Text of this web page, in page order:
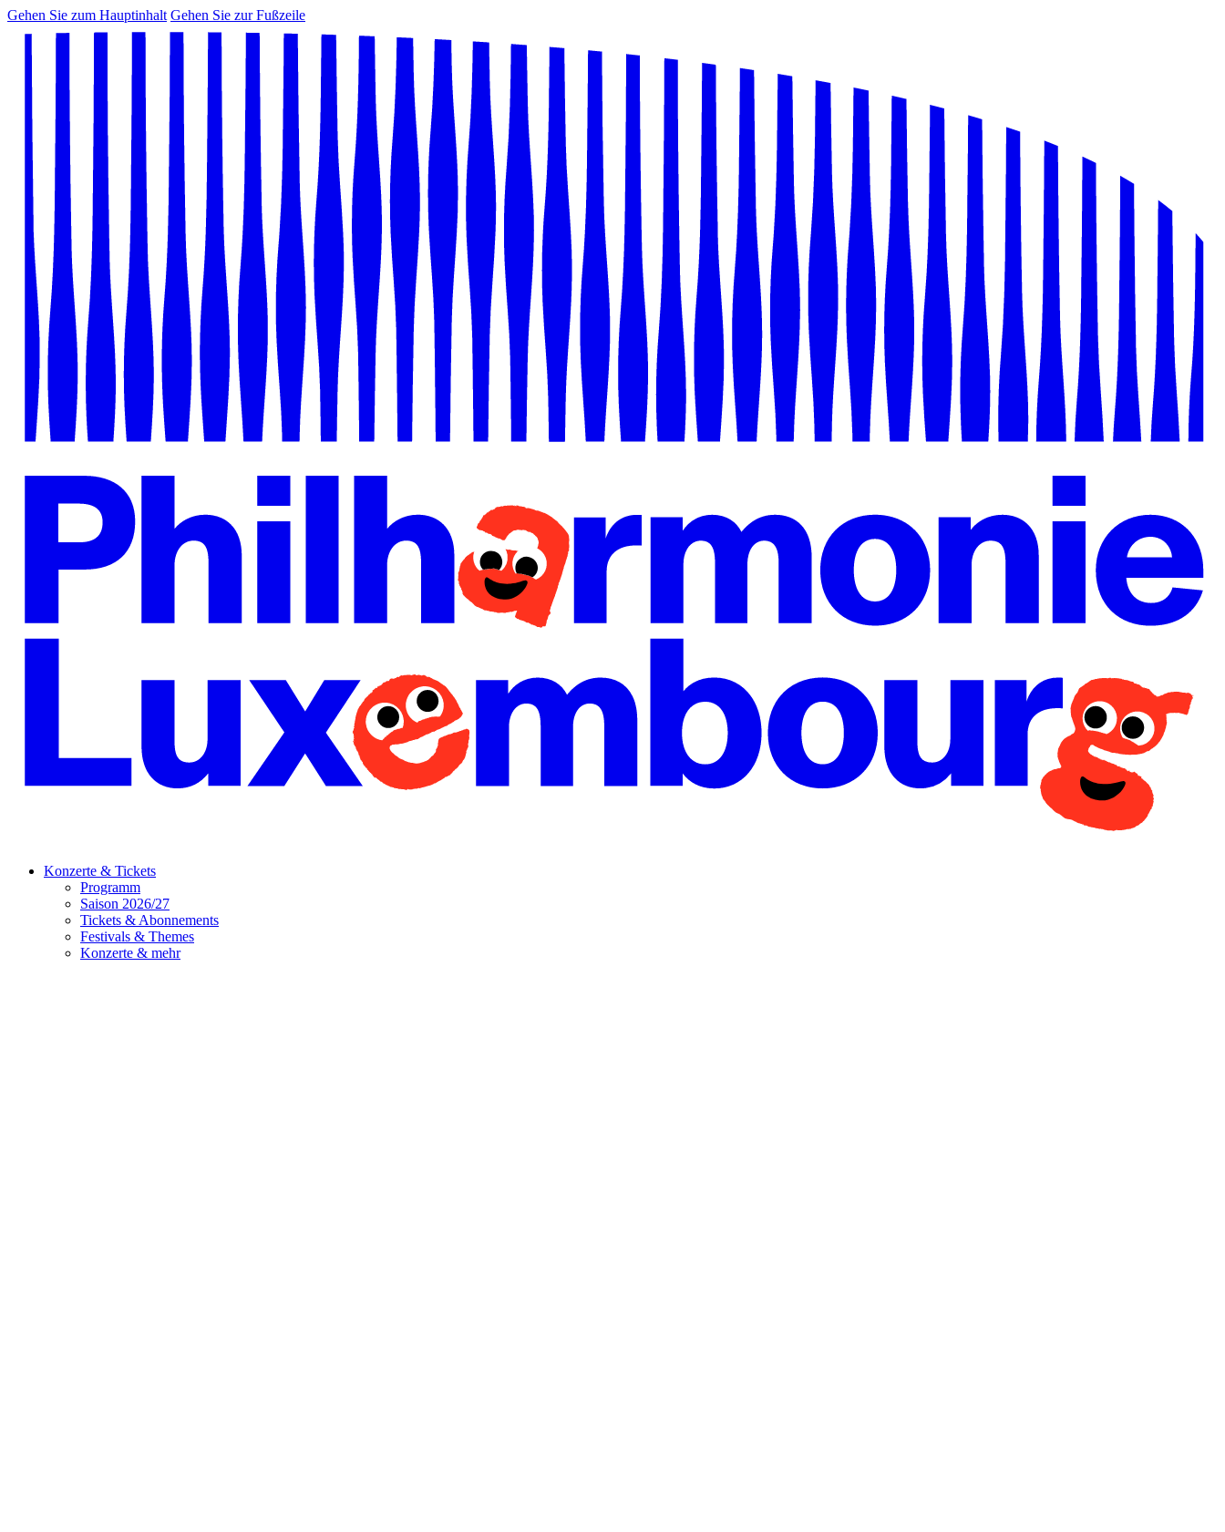
Gehen Sie zum Hauptinhalt Gehen Sie zur Fußzeile
Konzerte & Tickets
Programm
Saison 2026/27
Tickets & Abonnements
Festivals & Themes
Konzerte & mehr